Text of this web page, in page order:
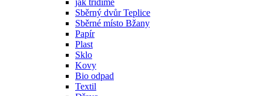
jak třídíme
Sběrný dvůr Teplice
Sběrné místo Bžany
Papír
Plast
Sklo
Kovy
Bio odpad
Textil